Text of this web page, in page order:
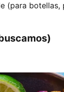
(para botellas,